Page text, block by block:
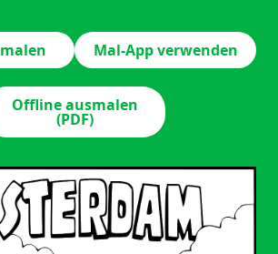
Mal-App verwenden
Offline ausmalen
(PDF)